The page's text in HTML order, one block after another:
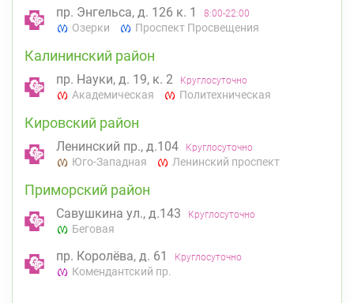
пр. Энгельса, д. 126 к. 1 8:00-22:00
Озерки Проспект Просвещения
Калининский район
пр. Науки, д. 19, к. 2 Круглосуточно
Академическая Политехническая
Кировский район
Ленинский пр., д.104 Круглосуточно
Юго-Западная Ленинский проспект
Приморский район
Савушкина ул., д.143 Круглосуточно
Беговая
пр. Королёва, д. 61 Круглосуточно
Комендантский пр.